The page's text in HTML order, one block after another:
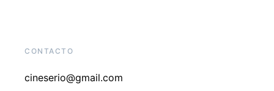
CONTACTO
cineserio@gmail.com